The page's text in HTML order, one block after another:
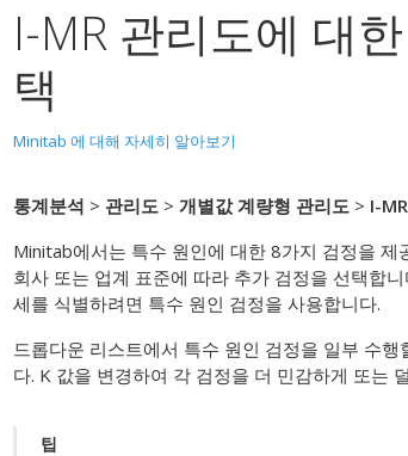
I-MR 관리도에 대
택
Minitab 에 대해 자세히 알아보기
통계분석 > 관리도 > 개별값 계량형 관리도 > I-MR
Minitab에서는 특수 원인에 대한 8가지 검정을 제
회사 또는 업계 표준에 따라 추가 검정을 선택합니
세를 식별하려면 특수 원인 검정을 사용합니다.
드롭다운 리스트에서 특수 원인 검정을 일부 수
다. K 값을 변경하여 각 검정을 더 민감하게 또는
팁